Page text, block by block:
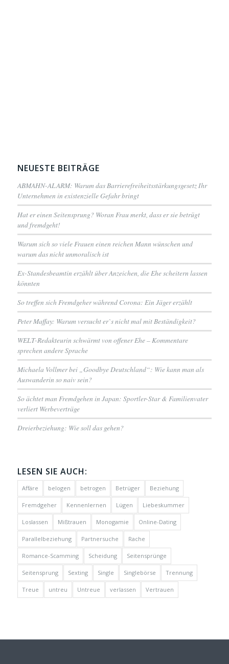
NEUESTE BEITRÄGE
ABMAHN-ALARM: Warum das Barrierefreiheitsstärkungsgesetz Ihr
Unternehmen in existenzielle Gefahr bringt
Hat er einen Seitensprung? Woran Frau merkt, dass er sie betrügt
und fremdgeht!
Warum sich so viele Frauen einen reichen Mann wünschen und
warum das nicht unmoralisch ist
Ex-Standesbeamtin erzählt über Anzeichen, die Ehe scheitern lassen
könnten
So treffen sich Fremdgeher während Corona: Ein Jäger erzählt
Peter Maffay: Warum versucht er`s nicht mal mit Beständigkeit?
WELT-Redakteurin schwärmt von offener Ehe – Kommentare
sprechen andere Sprache
Michaela Vollmer bei „Goodbye Deutschland“: Wie kann man als
Auswanderin so naiv sein?
So ächtet man Fremdgehen in Japan: Sportler-Star & Familienvater
verliert Werbeverträge
Dreierbeziehung: Wie soll das gehen?
LESEN SIE AUCH:
Affäre belogen betrogen Betrüger Beziehung
Fremdgeher Kennenlernen Lügen Liebeskummer
Loslassen Mißtrauen Monogamie Online-Dating
Parallelbeziehung Partnersuche Rache
Romance-Scamming Scheidung Seitensprünge
Seitensprung Sexting Single Singlebörse Trennung
Treue untreu Untreue verlassen Vertrauen